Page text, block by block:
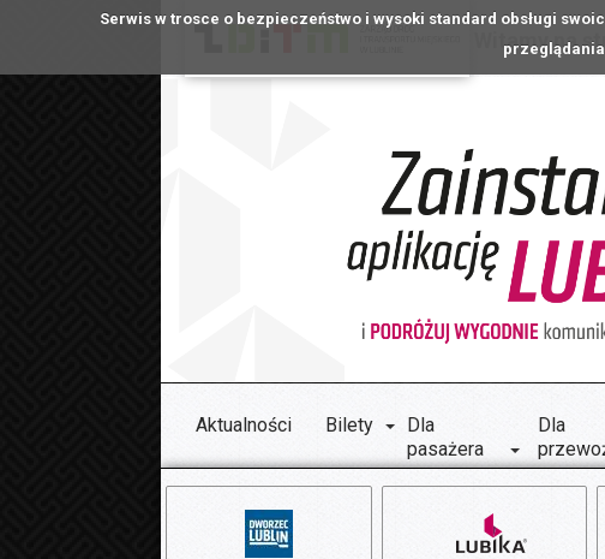
Serwis w trosce o bezpieczeństwo i wysoki standard obsługi
Witamy na
Aktualności Bilety
Dla
pasażera
Dla